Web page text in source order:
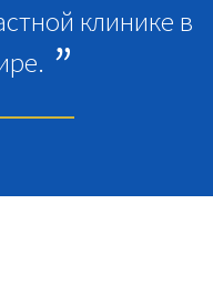
клинике в